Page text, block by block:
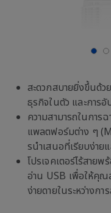
สะดวกสบายยิ่งขึ้นด้ว
ธุรกิจในตัว และการอั
ความสามารถในการ
แพลตฟอร์มต่าง ๆ
รนําเสนอที่เรียบง่าย
โปรเจคเตอร์ไร้สาย
อ่าน USB เพื่อให้คุณ
ง่ายดายในระหว่างกา